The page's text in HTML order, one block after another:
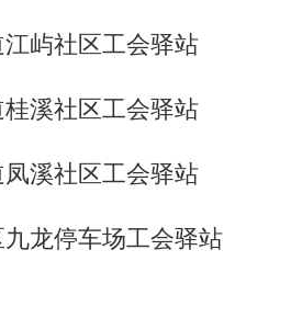
屿社区工会驿站
溪社区工会驿站
溪社区工会驿站
龙停车场工会驿站